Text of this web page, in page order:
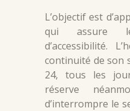
L’objectif est
qui assure
d’accessibilité.
continuité de son
24, tous les
réserve
d’interrompre le